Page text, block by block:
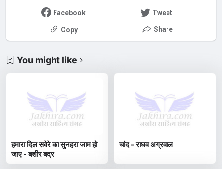
Facebook Tweet
Copy Share
You might like
हमारा दिल सवेरे का सुनहरा जाम हो
जाए - बशीर बद्र
चांद - राघव अग्रवाल